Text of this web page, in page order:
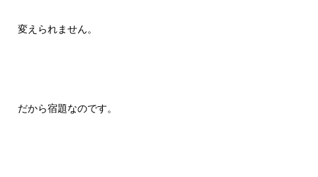
変えられません。
だから宿題なのです。